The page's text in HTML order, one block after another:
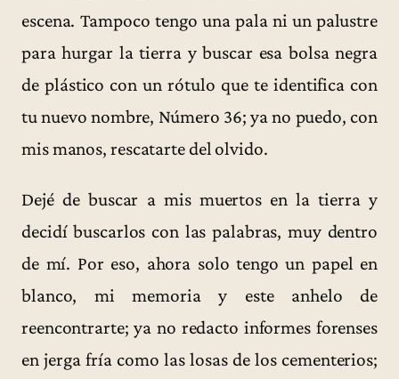
escena. Tampoco tengo una pala ni un palustre
para hurgar la tierra y buscar esa bolsa negra
de plástico con un rótulo que te identifica con
tu nuevo nombre, Número 36; ya no puedo, con
mis manos, rescatarte del olvido.
Dejé de buscar a mis muertos en la tierra y
decidí buscarlos con las palabras, muy dentro
de mí. Por eso, ahora solo tengo un papel en
blanco, mi memoria y este anhelo de
reencontrarte; ya no redacto informes forenses
en jerga fría como las losas de los cementerios;